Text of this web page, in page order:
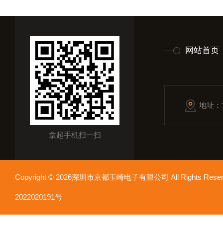
拿起手机扫一扫
网站首页
地址
Copyright © 2026深圳市京都玉崎电子有限公司 All Rights
2022020191号